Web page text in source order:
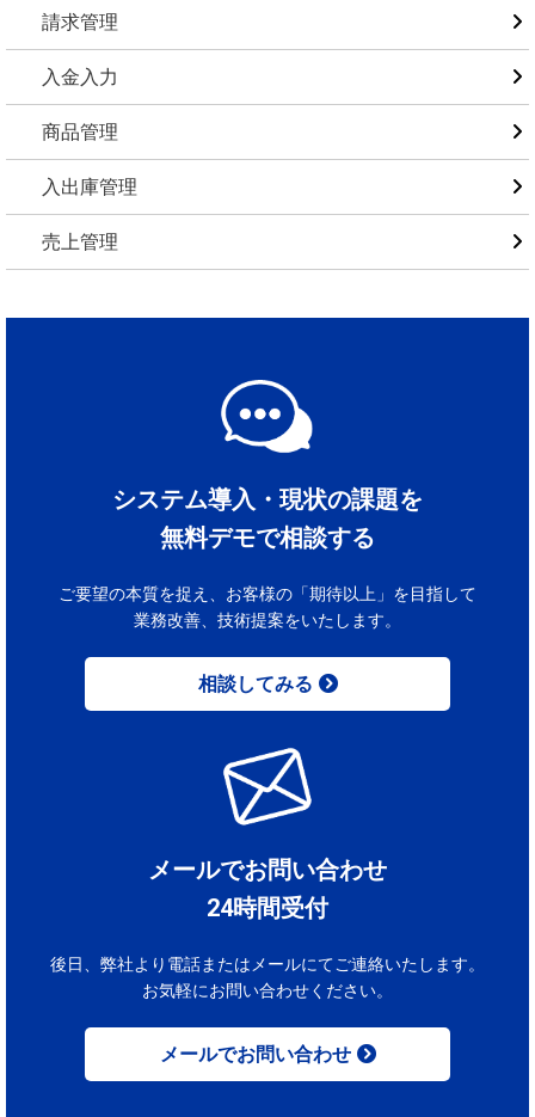
請求管理
入金入力
商品管理
入出庫管理
売上管理
システム導入・現状の課題を
無料デモで相談する
ご要望の本質を捉え、お客様の「期待以上」を目指して
業務改善、技術提案をいたします。
相談してみる
メールでお問い合わせ
24時間受付
後日、弊社より電話またはメールにてご連絡いたします。
お気軽にお問い合わせください。
メールでお問い合わせ